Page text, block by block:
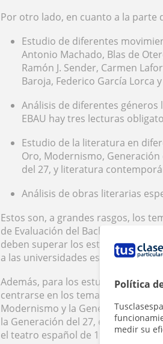
Política
medir su
Por otro lado, en cuanto a la parte
Estudio de diferentes
Antonio Machado, Blas de
Ramón J. Sender, Carmen
Baroja, Federico García Lorca
Análisis de diferentes
EBAU hay tres lecturas
Estudio de la literatura en
Oro, Modernismo,
del 27, y literatura
Análisis de obras literarias
Estos son, a grandes rasgos, los
de Evaluación del Bachillerato para
deben superar los estudiantes que
a las universidades españolas.
Además, para los estudiantes que
centrarse en los temas que suelen
Modernismo y la Generación del
la Generación del 27, el teatro
el teatro español de 1939 a la